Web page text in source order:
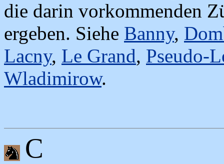
die darin vorkommenden
ergeben. Siehe Banny,
Lacny, Le Grand, Pseudo-
Wladimirow.
C